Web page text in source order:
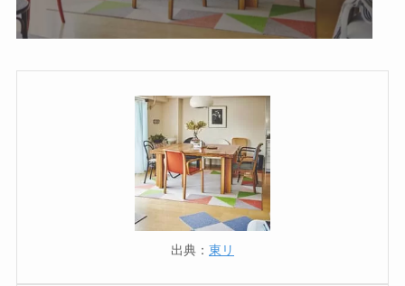
出典： 東リ